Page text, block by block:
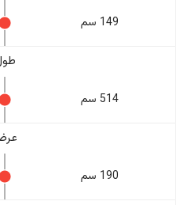
149 سم
514 سم
190 سم